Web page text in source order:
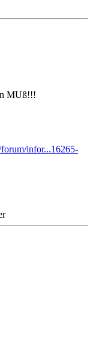
MUß!!!
infor...16265-